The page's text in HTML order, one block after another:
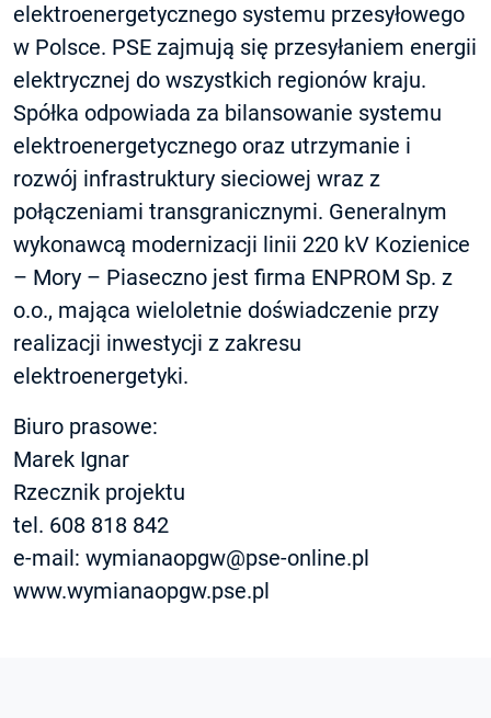
elektroenergetycznego systemu przesyłowego
w Polsce. PSE zajmują się przesyłaniem energii
elektrycznej do wszystkich regionów kraju.
Spółka odpowiada za bilansowanie systemu
elektroenergetycznego oraz utrzymanie i
rozwój infrastruktury sieciowej wraz z
połączeniami transgranicznymi. Generalnym
wykonawcą modernizacji linii 220 kV Kozienice
– Mory – Piaseczno jest firma ENPROM Sp. z
o.o., mająca wieloletnie doświadczenie przy
realizacji inwestycji z zakresu
elektroenergetyki.
Biuro prasowe:
Marek Ignar
Rzecznik projektu
tel. 608 818 842
e-mail: wymianaopgw@pse-online.pl
www.wymianaopgw.pse.pl